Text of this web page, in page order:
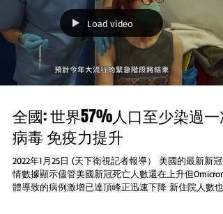
Load video
全國: 世界57%人口至少染過一次
病毒 免疫力提升
2022年1月25日 (天下衛視記者報導） 美國的最新新冠
情數據顯示儘管美國新冠死亡人數還在上升但Omicron
體導致的病例激增已達頂峰正迅速下降 新住院人數也